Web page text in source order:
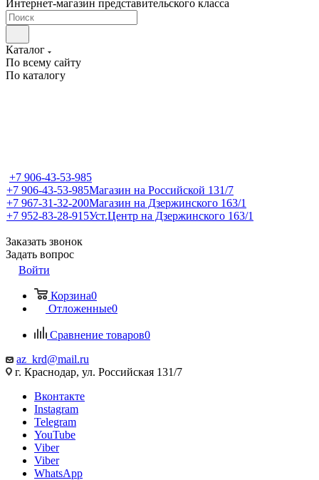
Интернет-магазин представительского класса
Каталог
По всему сайту
По каталогу
+7 906-43-53-985
+7 906-43-53-985Магазин на Российской 131/7
+7 967-31-32-200Магазин на Дзержинского 163/1
+7 952-83-28-915Уст.Центр на Дзержинского 163/1
Заказать звонок
Задать вопрос
Войти
Корзина0
Отложенные0
Сравнение товаров0
az_krd@mail.ru
г. Краснодар, ул. Российская 131/7
Вконтакте
Instagram
Telegram
YouTube
Viber
Viber
WhatsApp